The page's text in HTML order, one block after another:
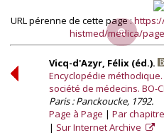
URL pérenne de cette page :
histmed/medica/
Vicq-d'Azyr, Félix (éd.).
Encyclopédie
société de médecins. BO-
Paris : Panckoucke, 1792.
Page à Page
Par
Sur Internet Archive